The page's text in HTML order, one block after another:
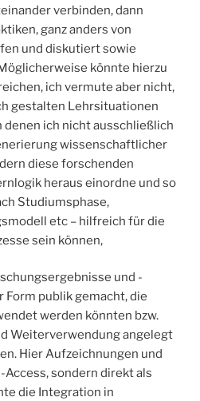
verbinden, dann
ganz anders von
und diskutiert sowie
könnte hierzu
ich vermute aber nicht,
gestalten Lehrsituationen
denen ich nicht ausschließlich
wissenschaftlicher
diese forschenden
heraus einordne und so
Studiumsphase,
etc – hilfreich für die
sein können,
und -
Form publik gemacht, die
werden könnten bzw.
Weiterverwendung angelegt
Hier Aufzeichnungen und
sondern direkt als
die Integration in